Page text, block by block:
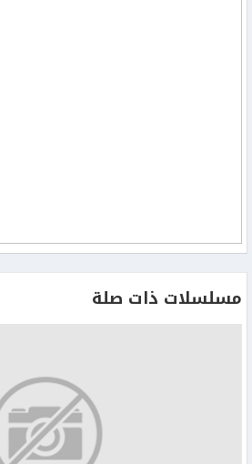
مسلسلات ذات صلة